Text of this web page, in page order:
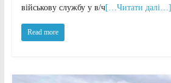
військову службу у в/ч[…Читати далі…]
Read more